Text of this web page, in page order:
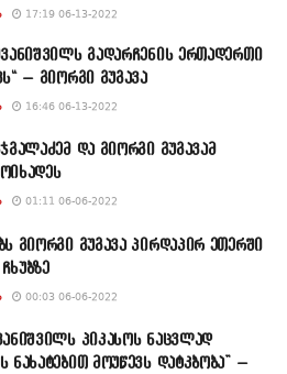
17:19 06-13-2022
გადარჩენის ერთადერთი
– გიორგი გუგავა
16:46 06-13-2022
და გიორგი გუგავამ
01:11 06-06-2022
გიორგი გუგავა პირდაპირ ეთერში
00:03 06-06-2022
პიკასოს ნაცვლად
ნახატებით მოუწევს დატკბობა” –